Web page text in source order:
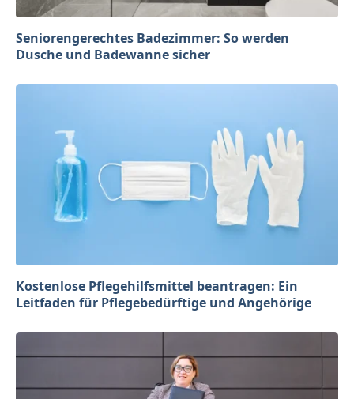
Seniorengerechtes Badezimmer: So werden
Dusche und Badewanne sicher
Kostenlose Pflegehilfsmittel beantragen: Ein
Leitfaden für Pflegebedürftige und Angehörige